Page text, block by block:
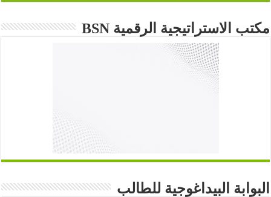
مكتب الاستراتيجية الرقمية BSN
البوابة البيداغوجية للطالب